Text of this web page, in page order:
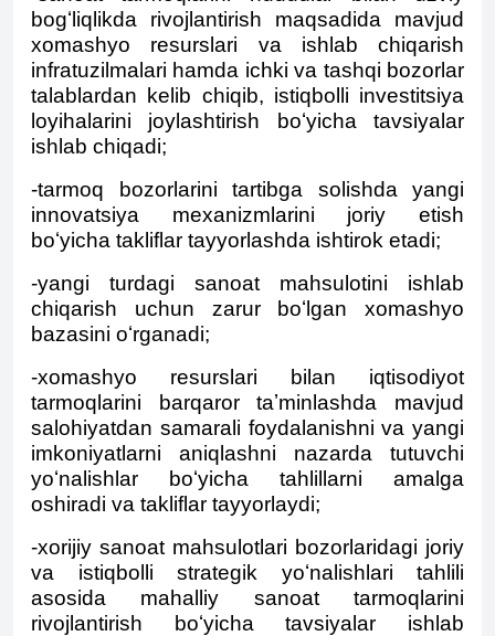
bogʻliqlikda rivojlantirish maqsadida mavjud
xomashyo resurslari va ishlab chiqarish
infratuzilmalari hamda ichki va tashqi bozorlar
talablardan kelib chiqib, istiqbolli investitsiya
loyihalarini joylashtirish boʻyicha tavsiyalar
ishlab chiqadi;
-tarmoq bozorlarini tartibga solishda yangi
innovatsiya mexanizmlarini joriy etish
boʻyicha takliflar tayyorlashda ishtirok etadi;
-yangi turdagi sanoat mahsulotini ishlab
chiqarish uchun zarur boʻlgan xomashyo
bazasini oʻrganadi;
-xomashyo resurslari bilan iqtisodiyot
tarmoqlarini barqaror taʼminlashda mavjud
salohiyatdan samarali foydalanishni va yangi
imkoniyatlarni aniqlashni nazarda tutuvchi
yoʻnalishlar boʻyicha tahlillarni amalga
oshiradi va takliflar tayyorlaydi;
-xorijiy sanoat mahsulotlari bozorlaridagi joriy
va istiqbolli strategik yoʻnalishlari tahlili
asosida mahalliy sanoat tarmoqlarini
rivojlantirish boʻyicha tavsiyalar ishlab